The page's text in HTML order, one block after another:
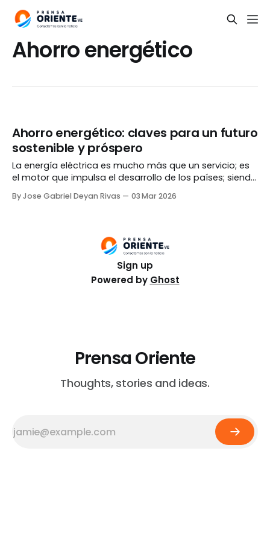
Ahorro energético
Ahorro energético: claves para un futuro
sostenible y próspero
La energía eléctrica es mucho más que un servicio; es
el motor que impulsa el desarrollo de los países; siendo
y en la vida cotidiana de los ciudadanos. La eficiencia
By Jose Gabriel Deyan Rivas 03 Mar 2026
Sign up
Powered by Ghost
Prensa Oriente
Thoughts, stories and ideas.